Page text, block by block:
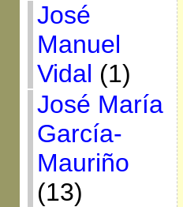
José
Manuel
Vidal (1)
José María
García-
Mauriño
(13)